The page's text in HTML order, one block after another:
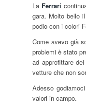
La Ferrari
gara. Molto bello
podio con i colori
Come avevo già
problemi è stato
ad approfittare
vetture che non
Adesso
valori in campo.